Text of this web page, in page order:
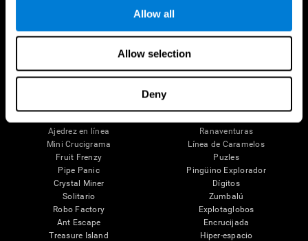
Allow all
Allow selection
Deny
Funciones Ejecutivas
Percepción
Juegos Mentales
Ajedrez en línea
Mini Crucigrama
Fruit Frenzy
Pipe Panic
Crystal Miner
Solitario
Robo Factory
Ant Escape
Treasure Island
Ranaventuras
Línea de Caramelos
Puzles
Pingüino Explorador
Dígitos
Zumbalú
Explotaglobos
Encrucijada
Hiper-espacio